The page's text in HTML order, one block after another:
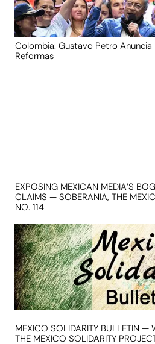
Colombia: Gustavo Petro Anuncia
Reformas
EXPOSING MEXICAN MEDIA’S
CLAIMS — SOBERANIA, THE
NO. 114
MEXICO SOLIDARITY BULLETIN —
THE MEXICO SOLIDARITY